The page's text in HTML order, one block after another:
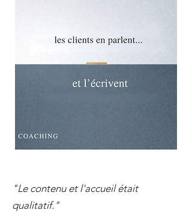
"Le contenu et l'accueil était
qualitatif."